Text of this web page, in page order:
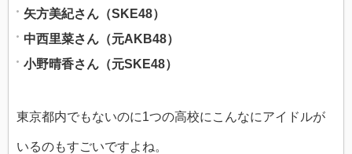
矢方美紀さん（SKE48）
中西里菜さん（元AKB48）
小野晴香さん（元SKE48）
東京都内でもないのに1つの高校にこんなにアイドルが
いるのもすごいですよね。